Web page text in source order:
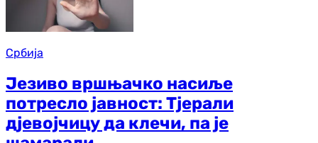
Србија
Језиво вршњачко насиље
потресло јавност: Тјерали
дјевојчицу да клечи, па је